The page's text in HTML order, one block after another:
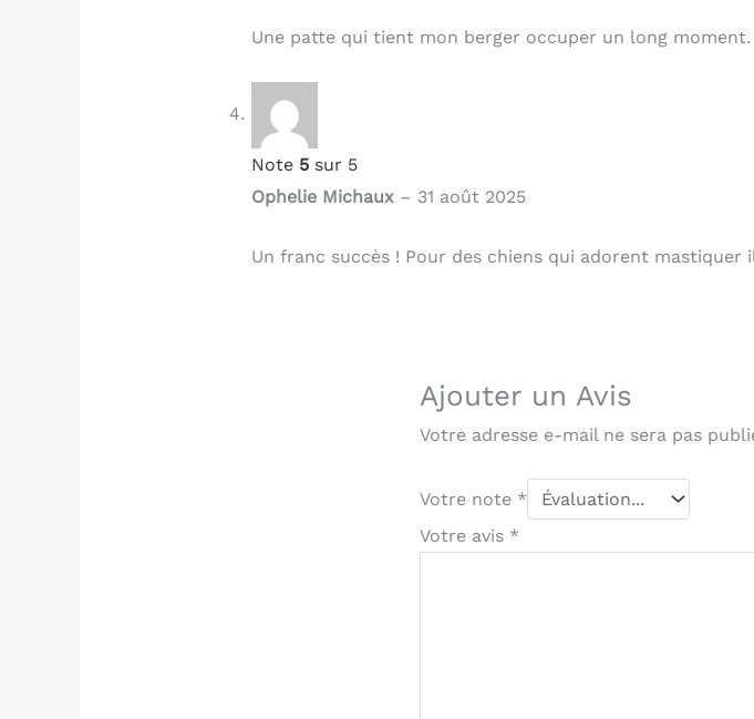
Une patte qui tient mon berger occuper un long moment.
Note 5sur 5
Ophelie Michaux – 31 août 2025
Un franc succès ! Pour des chiens qui adorent
Ajouter un Avis
Votre adresse e-mail ne sera pas
Votre note *
Votre avis *